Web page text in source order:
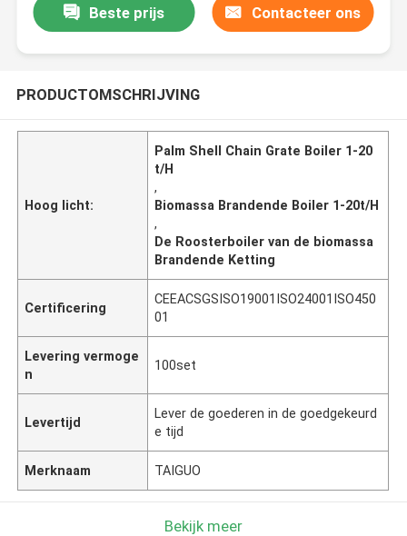
Beste prijs Contacteer ons
PRODUCTOMSCHRIJVING
Hoog licht:
Palm Shell Chain Grate Boiler 1-20
t/H
,
Biomassa Brandende Boiler 1-20t/H
,
De Roosterboiler van de biomassa
Brandende Ketting
Certificering
CEEACSGSISO19001ISO24001ISO450
01
Levering vermoge
n
100set
Levertijd
Lever de goederen in de goedgekeurd
e tijd
Merknaam TAIGUO
Bekijk meer